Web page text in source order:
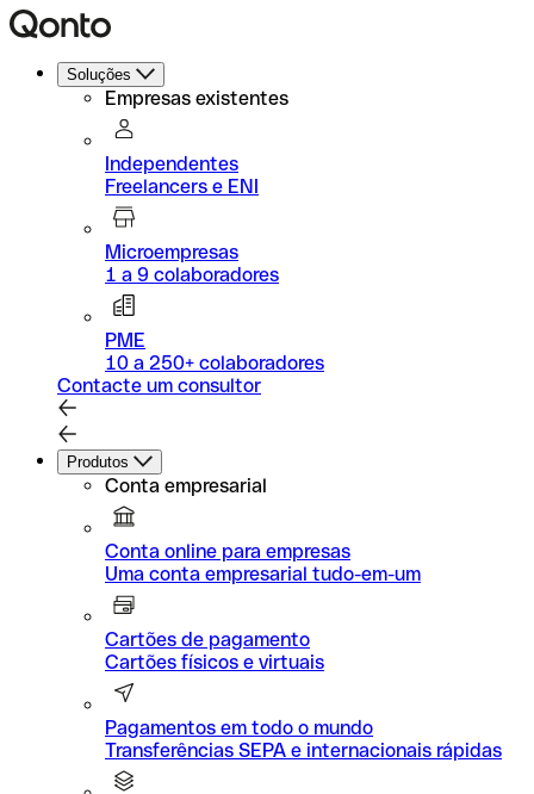
Soluções
Empresas existentes
Independentes
Freelancers e ENI
Microempresas
1 a 9 colaboradores
PME
10 a 250+ colaboradores
Contacte um consultor
Produtos
Conta empresarial
Conta online para empresas
Uma conta empresarial tudo-em-um
Cartões de pagamento
Cartões físicos e virtuais
Pagamentos em todo o mundo
Transferências SEPA e internacionais rápidas